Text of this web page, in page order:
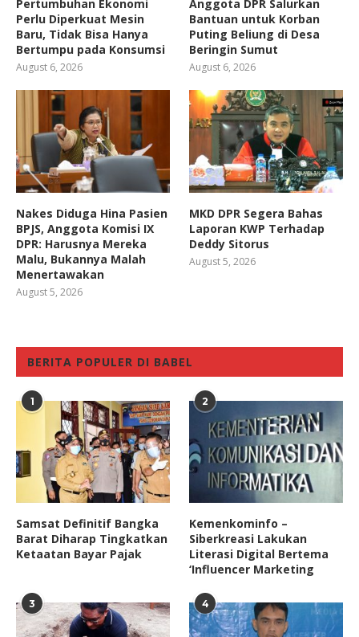
Pertumbuhan Ekonomi
Perlu Diperkuat Mesin
Baru, Tidak Bisa Hanya
Bertumpu pada Konsumsi
August 6, 2026
Anggota DPR Salurkan
Bantuan untuk Korban
Puting Beliung di Desa
Beringin Sumut
August 6, 2026
Nakes Diduga Hina Pasien
BPJS, Anggota Komisi IX
DPR: Harusnya Mereka
Malu, Bukannya Malah
Menertawakan
August 5, 2026
MKD DPR Segera Bahas
Laporan KWP Terhadap
Deddy Sitorus
August 5, 2026
BERITA POPULER DI BABEL
1
Samsat Definitif Bangka
Barat Diharap Tingkatkan
Ketaatan Bayar Pajak
2
Kemenkominfo –
Siberkreasi Lakukan
Literasi Digital Bertema
‘Influencer Marketing
3 4